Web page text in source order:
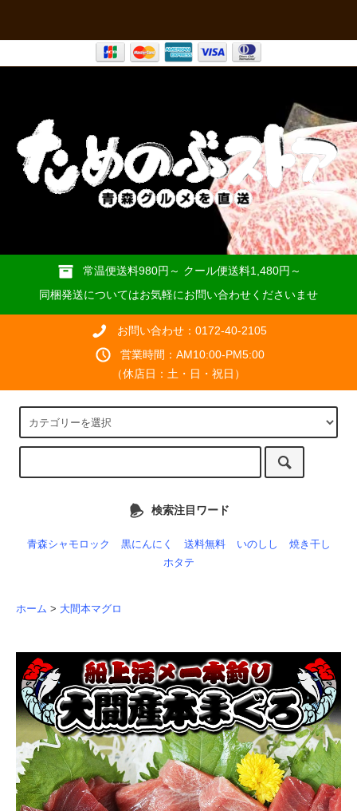
常温便送料980円～ クール便送料1,480円～
同梱発送についてはお気軽にお問い合わせくださいませ
お問い合わせ：0172-40-2105
営業時間：AM10:00-PM5:00
（休店日：土・日・祝日）
検索注目ワード
青森シャモロック 黒にんにく 送料無料 いのしし
焼き干し
ホタテ
ホーム > 大間本マグロ